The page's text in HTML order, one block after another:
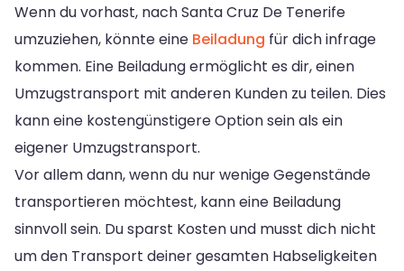
Wenn du vorhast, nach Santa Cruz De Tenerife
umzuziehen, könnte eine Beiladung für dich infrage
kommen. Eine Beiladung ermöglicht es dir, einen
Umzugstransport mit anderen Kunden zu teilen. Dies
kann eine kostengünstigere Option sein als ein
eigener Umzugstransport.
Vor allem dann, wenn du nur wenige Gegenstände
transportieren möchtest, kann eine Beiladung
sinnvoll sein. Du sparst Kosten und musst dich nicht
um den Transport deiner gesamten Habseligkeiten